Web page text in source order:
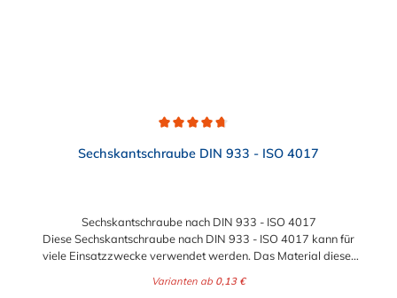
Sechskantschraube DIN 933 - ISO 4017
Sechskantschraube nach DIN 933 - ISO 4017
Diese Sechskantschraube nach DIN 933 - ISO 4017 kann für
viele Einsatzzwecke verwendet werden. Das Material dieser
wählbar. Die Gewindegröße und Stärke
Varianten ab 0,13 €